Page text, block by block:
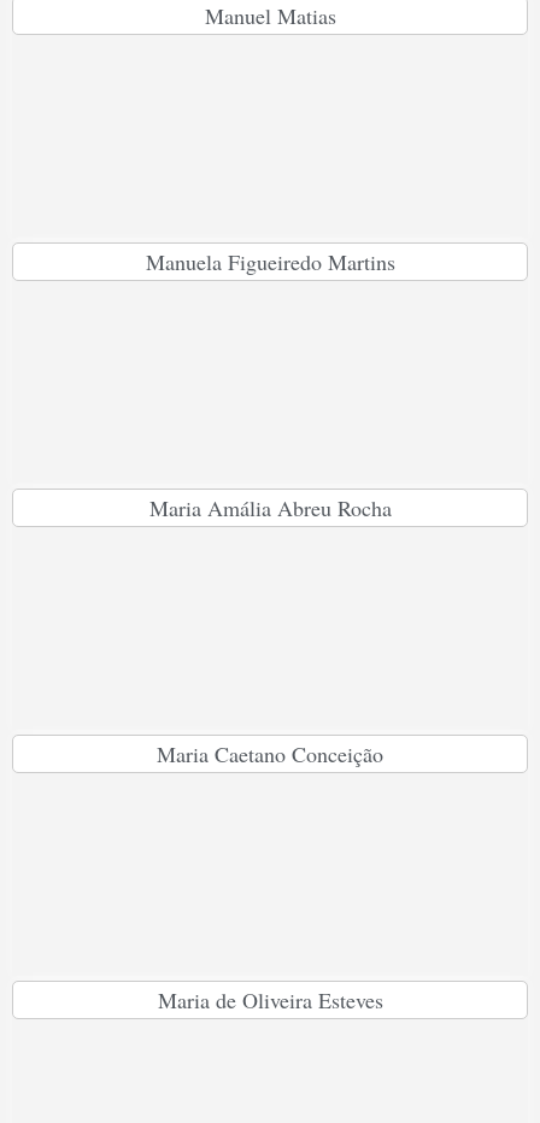
Manuel Matias
Manuela Figueiredo Martins
Maria Amália Abreu Rocha
Maria Caetano Conceição
Maria de Oliveira Esteves